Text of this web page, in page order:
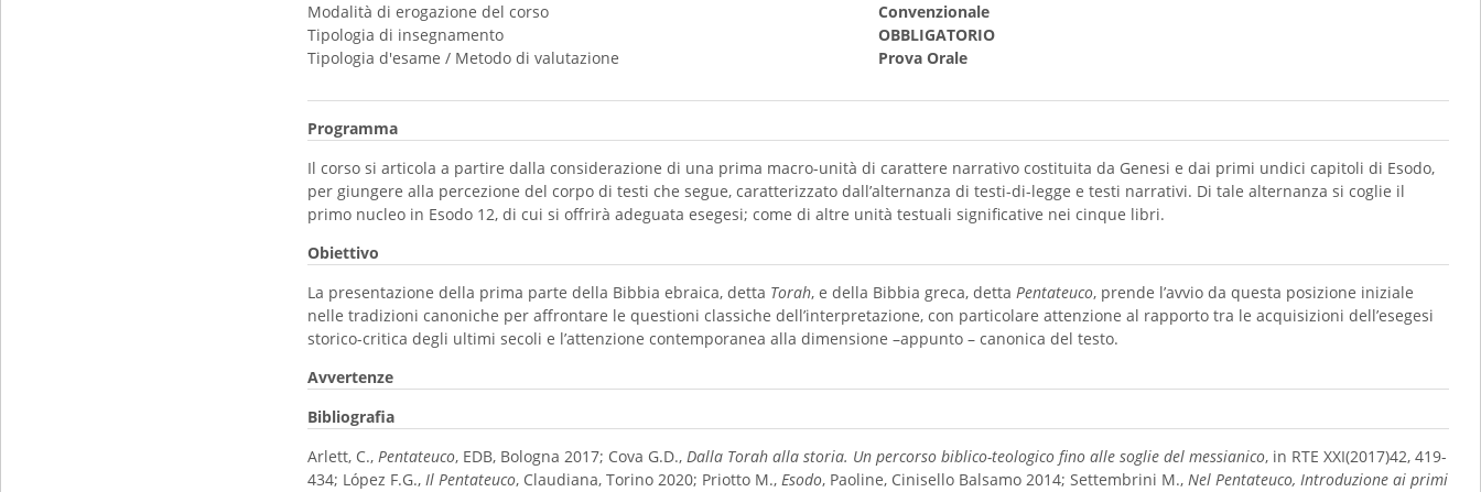
Modalità di erogazione del corso
Convenzionale
Tipologia di insegnamento
OBBLIGATORIO
Tipologia d'esame / Metodo di valutazione
Prova Orale
Programma
Il corso si articola a partire dalla considerazione di una prima macro-unità di carattere narrativo costituita da Genesi e dai primi undici capitoli di Esodo,
per giungere alla percezione del corpo di testi che segue, caratterizzato dall’alternanza di testi-di-legge e testi narrativi. Di tale alternanza si coglie il
primo nucleo in Esodo 12, di cui si offrirà adeguata esegesi; come di altre unità testuali significative nei cinque libri.
Obiettivo
La presentazione della prima parte della Bibbia ebraica, detta Torah, e della Bibbia greca, detta Pentateuco, prende l’avvio da questa posizione iniziale
nelle tradizioni canoniche per affrontare le questioni classiche dell’interpretazione, con particolare attenzione al rapporto tra le acquisizioni dell’esegesi
storico-critica degli ultimi secoli e l’attenzione contemporanea alla dimensione –appunto – canonica del testo.
Avvertenze
Bibliografia
Arlett, C., Pentateuco, EDB, Bologna 2017; Cova G.D., Dalla Torah alla storia. Un percorso biblico-teologico fino alle soglie del messianico, in RTE XXI(2017)42, 419-
434; López F.G., Il Pentateuco, Claudiana, Torino 2020; Priotto M., Esodo, Paoline, Cinisello Balsamo 2014; Settembrini M., Nel Pentateuco, Introduzione ai primi